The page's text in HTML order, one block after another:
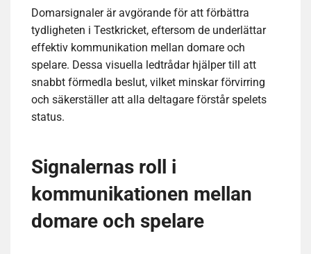
Domarsignaler är avgörande för att förbättra
tydligheten i Testkricket, eftersom de underlättar
effektiv kommunikation mellan domare och
spelare. Dessa visuella ledtrådar hjälper till att
snabbt förmedla beslut, vilket minskar förvirring
och säkerställer att alla deltagare förstår spelets
status.
Signalernas roll i
kommunikationen mellan
domare och spelare